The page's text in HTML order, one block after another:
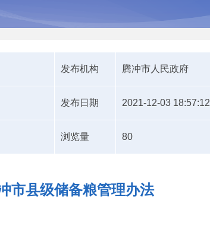
发布机构 腾冲市人民政府
发布日期 2021-12-03 18:57:12
浏览量 80
市县级储备粮管理办法